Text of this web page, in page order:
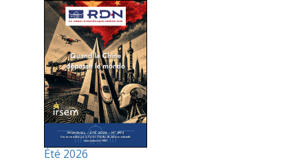
Été 2026